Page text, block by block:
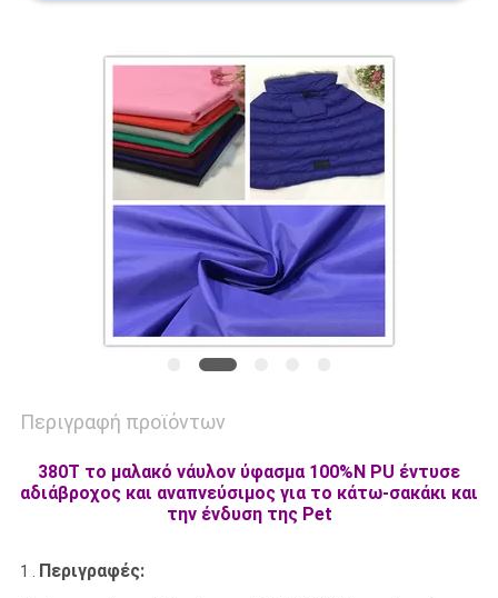
PRIVACY
Περιγραφή προϊόντων
380T το μαλακό νάυλον ύφασμα 100%N PU έντυσε
αδιάβροχος και αναπνεύσιμος για το κάτω-σακάκι και
την ένδυση της Pet
1 . Περιγραφές: